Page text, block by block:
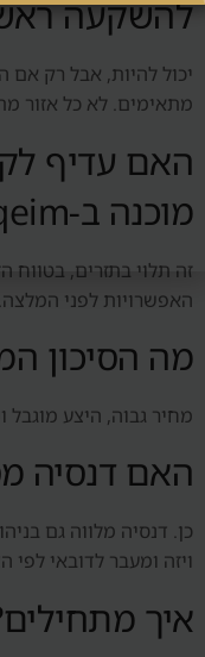
להשקעה
יכול להיות, אבל רק אם
מתאימים. לא כל אזור
מוכנה ב-Umm Suqeim?
זה תלוי בתזרים, בטווח
האפשרויות לפני המלצה.
מה הסיכון
מחיר גבוה, היצע מוגבל
האם דנסיה
כן. דנסיה מלווה גם
ויזה ומעבר לדובאי לפי
איך